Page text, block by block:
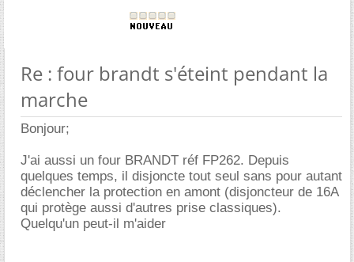
Re : four brandt s'éteint pendant la
marche
Bonjour;
J'ai aussi un four BRANDT réf FP262. Depuis
quelques temps, il disjoncte tout seul sans pour autant
déclencher la protection en amont (disjoncteur de 16A
qui protège aussi d'autres prise classiques).
Quelqu'un peut-il m'aider